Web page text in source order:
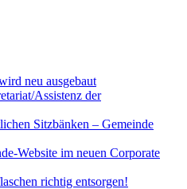
neu ausgebaut
Assistenz der
Sitzbänken – Gemeinde
Website im neuen Corporate
richtig entsorgen!